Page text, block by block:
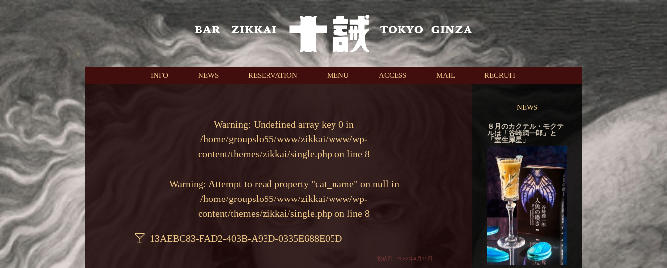
本文へスキップ
INFO NEWS RESERVATION MENU ACCESS MAIL RECRUIT
Warning: Undefined array key 0 in
/home/groupslo55/www/zikkai/www/wp-
content/themes/zikkai/single.php on line 8
Warning: Attempt to read property "cat_name" on null in
/home/groupslo55/www/zikkai/www/wp-
content/themes/zikkai/single.php on line 8
13AEBC83-FAD2-403B-A93D-0335E688E05D
投稿日：2022年4月15日
NEWS
８月のカクテル・モクテ
ルは「谷崎潤一郎」と
「室生犀星」